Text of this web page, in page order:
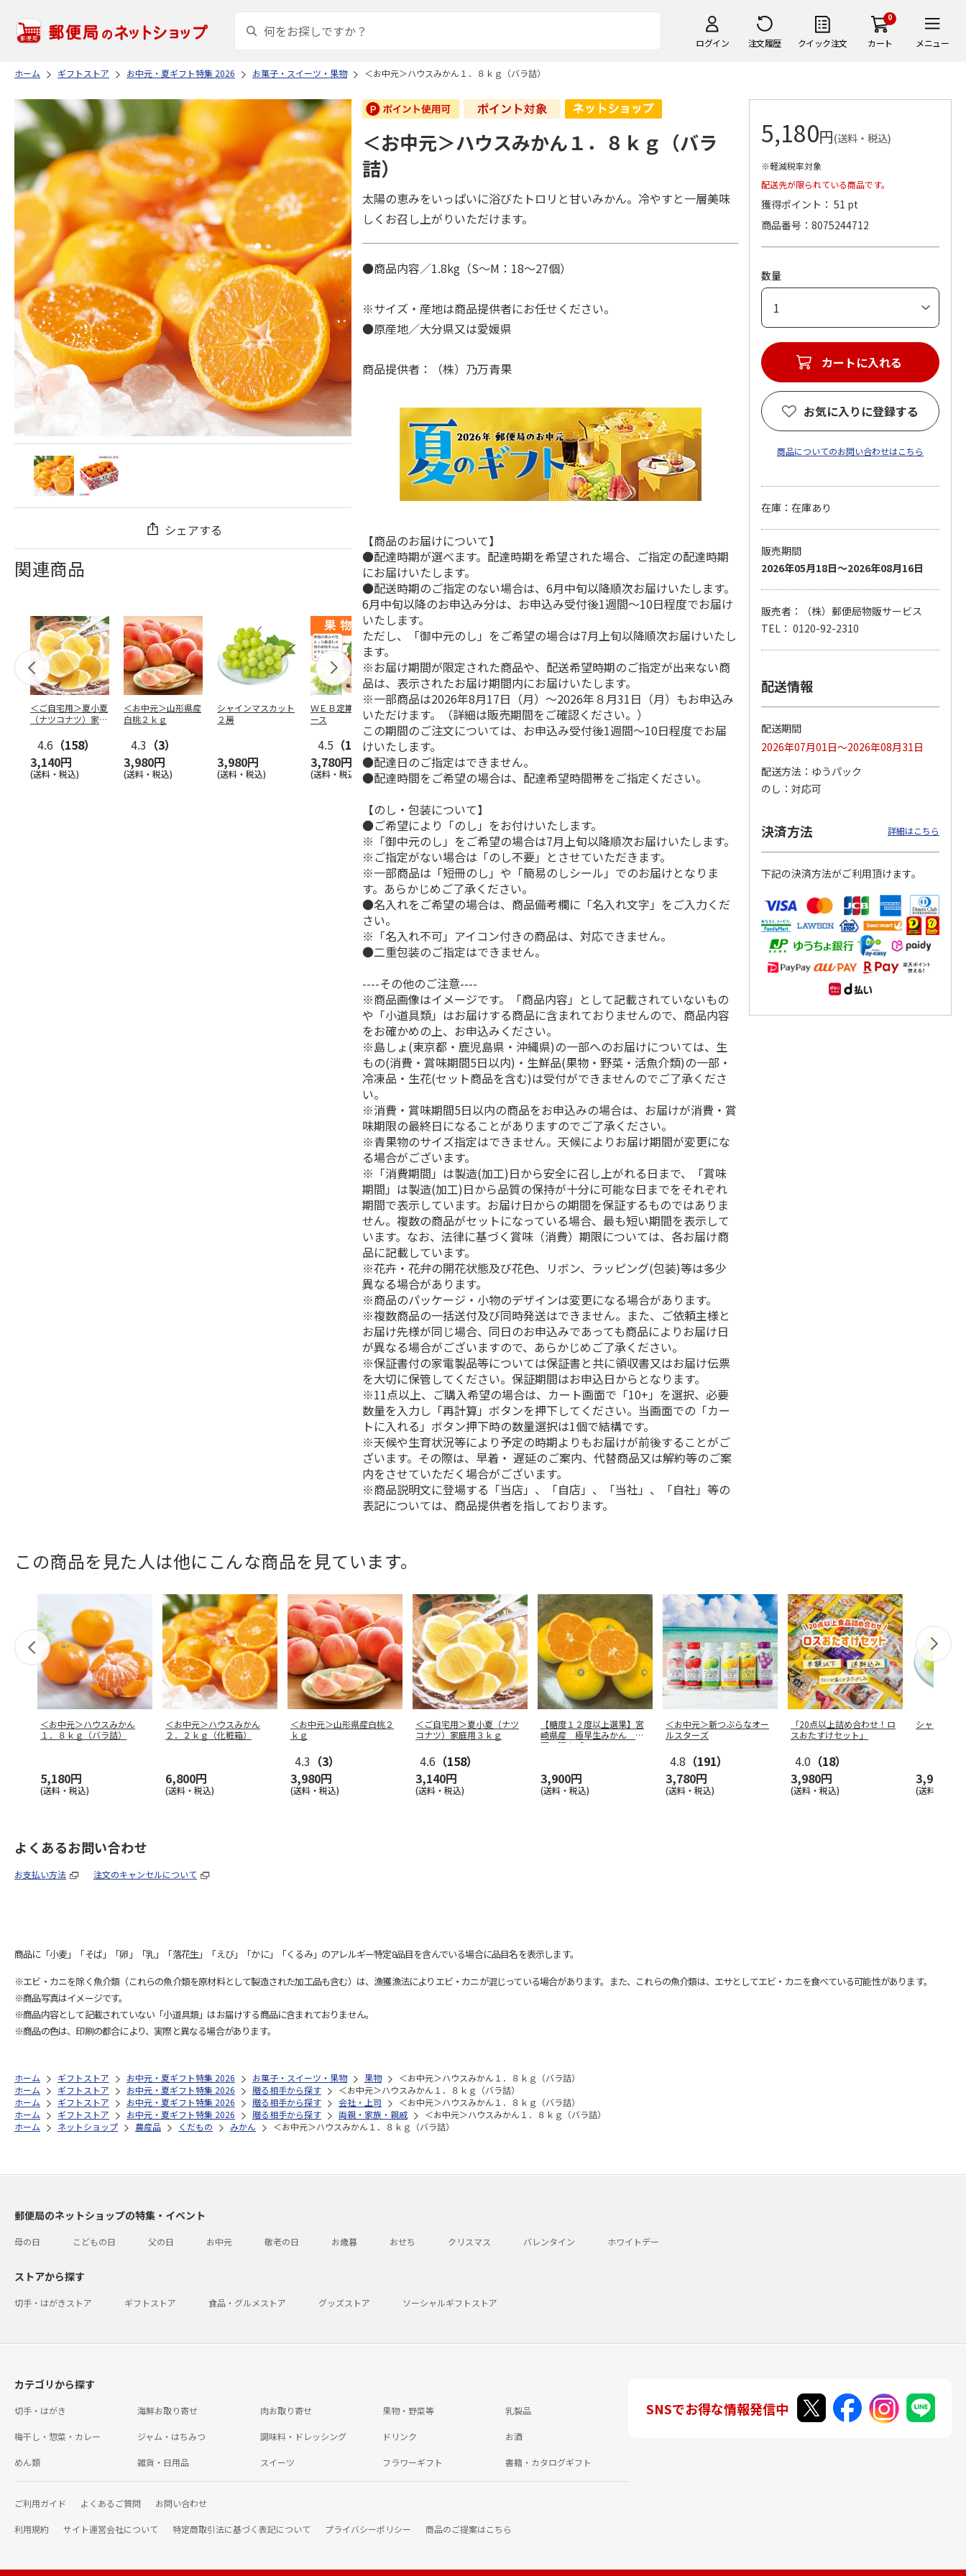
ログイン 注文履歴 クイック注文
0
カート メニュー
ホーム ギフトストア お中元・夏ギフト特集 2026 お菓子・スイーツ・果物 ＜お中元＞ハウスみかん１．８ｋｇ（バラ詰）
シェアする
関連商品
＜ご自宅用＞夏小夏
（ナツコナツ）家庭
4.6 （158）
3,140円
(送料・税込)
＜お中元＞山形県産
白桃２ｋｇ
4.3 （3）
3,980円
(送料・税込)
シャインマスカット
２房
3,980円
(送料・税込)
ＷＥＢ定期便果物コ
ース
4.5 （102）
3,780円
(送料・税込)
ビッグマスクメロ
ン ２個入
4.7（10）
4,150円
(送料・税込)
夏小夏 家庭用 ３
ｋｇ
3,140円
(送料・税込)
訳あり黄桃
(送料・税込)
シャインマスカッ
(送料・税込)
福島県産 大玉の桃
(送料・税込)
【糖度１３度以上選
5.0（2）
＜お中元＞ハウスみかん１．８ｋｇ（バラ
詰）
太陽の恵みをいっぱいに浴びたトロリと甘いみかん。冷やすと一層美味
しくお召し上がりいただけます。
●商品内容／1.8kg（S～M：18～27個）
※サイズ・産地は商品提供者にお任せください。
●原産地／大分県又は愛媛県
商品提供者：（株）乃万青果
【商品のお届けについて】
●配達時期が選べます。配達時期を希望された場合、ご指定の配達時期
にお届けいたします。
●配送時期のご指定のない場合は、6月中旬以降順次お届けいたします。
6月中旬以降のお申込み分は、お申込み受付後1週間～10日程度でお届け
いたします。
ただし、「御中元のし」をご希望の場合は7月上旬以降順次お届けいたし
ます。
※お届け期間が限定された商品や、配送希望時期のご指定が出来ない商
品は、表示されたお届け期間内にお届けいたします。
※一部商品は2026年8月17日（月）～2026年８月31日（月）もお申込み
いただけます。（詳細は販売期間をご確認ください。）
この期間のご注文については、お申込み受付後1週間～10日程度でお届
けいたします。
●配達日のご指定はできません。
●配達時間をご希望の場合は、配達希望時間帯をご指定ください。
【のし・包装について】
●ご希望により「のし」をお付けいたします。
※「御中元のし」をご希望の場合は7月上旬以降順次お届けいたします。
※ご指定がない場合は「のし不要」とさせていただきます。
※一部商品は「短冊のし」や「簡易のしシール」でのお届けとなりま
す。あらかじめご了承ください。
●名入れをご希望の場合は、商品備考欄に「名入れ文字」をご入力くだ
さい。
※「名入れ不可」アイコン付きの商品は、対応できません。
●二重包装のご指定はできません。
----その他のご注意----
※商品画像はイメージです。「商品内容」として記載されていないもの
や「小道具類」はお届けする商品に含まれておりませんので、商品内容
をお確かめの上、お申込みください。
※島しょ(東京都・鹿児島県・沖縄県)の一部へのお届けについては、生
もの(消費・賞味期間5日以内)・生鮮品(果物・野菜・活魚介類)の一部・
冷凍品・生花(セット商品を含む)は受付ができませんのでご了承くださ
い。
※消費・賞味期間5日以内の商品をお申込みの場合は、お届けが消費・賞
味期限の最終日になることがありますのでご了承ください。
※青果物のサイズ指定はできません。天候によりお届け期間が変更にな
る場合がございます。
※「消費期間」は製造(加工)日から安全に召し上がれる日まで、「賞味
期間」は製造(加工)日から品質の保持が十分に可能な日までをそれぞれ
期間で表示しています。お届け日からの期間を保証するものではありま
せん。複数の商品がセットになっている場合、最も短い期間を表示して
います。なお、法律に基づく賞味（消費）期限については、各お届け商
品に記載しています。
※花卉・花弁の開花状態及び花色、リボン、ラッピング(包装)等は多少
異なる場合があります。
※商品のパッケージ・小物のデザインは変更になる場合があります。
※複数商品の一括送付及び同時発送はできません。また、ご依頼主様と
お届け先様が同じ場合、同日のお申込みであっても商品によりお届け日
が異なる場合がございますので、あらかじめご了承ください。
※保証書付の家電製品等については保証書と共に領収書又はお届け伝票
を大切に保管してください。保証期間はお申込日からとなります。
※11点以上、ご購入希望の場合は、カート画面で「10+」を選択、必要
数量を入力し「再計算」ボタンを押下してください。当画面での「カー
トに入れる」ボタン押下時の数量選択は1個で結構です。
※天候や生育状況等により予定の時期よりもお届けが前後することがご
ざいます。その際は、早着・ 遅延のご案内、代替商品又は解約等のご案
内をさせていただく場合がございます。
※商品説明文に登場する「当店」、「自店」、「当社」、「自社」等の
表記については、商品提供者を指しております。
5,180円(送料・税込)
※軽減税率対象
配送先が限られている商品です。
獲得ポイント： 51 pt
商品番号
8075244712
数量
カートに入れる
お気に入りに登録する
商品についてのお問い合わせはこちら
在庫：在庫あり
販売期間
2026年05月18日～2026年08月16日
販売者：（株）郵便局物販サービス
TEL： 0120-92-2310
配送情報
配送期間
2026年07月01日～2026年08月31日
配送方法
ゆうパック
のし
対応可
決済方法 詳細はこちら
下記の決済方法がご利用頂けます。
この商品を見た人は他にこんな商品を見ています。
＜お中元＞ハウスみかん
１．８ｋｇ（バラ詰）
5,180円
(送料・税込)
＜お中元＞ハウスみかん
２．２ｋｇ（化粧箱）
6,800円
(送料・税込)
＜お中元＞山形県産白桃２
ｋｇ
4.3 （3）
3,980円
(送料・税込)
＜ご自宅用＞夏小夏（ナツ
コナツ）家庭用３ｋｇ
4.6 （158）
3,140円
(送料・税込)
【糖度１２度以上選果】宮
崎県産 極早生みかん 南
国の陽蜜「
3,900円
(送料・税込)
＜お中元＞新つぶらなオー
ルスターズ
4.8 （191）
3,780円
(送料・税込)
「20点以上詰め合わせ！ロ
スおたすけセット」
4.0 （18）
3,980円
(送料・税込)
シャインマ
3,980円
(送料・税込)
よくあるお問い合わせ
お支払い方法 注文のキャンセルについて
商品に「小麦」「そば」「卵」「乳」「落花生」「えび」「かに」「くるみ」のアレルギー特定8品目を含んでいる場合に品目名を表示します。
※エビ・カニを除く魚介類（これらの魚介類を原材料として製造された加工品も含む）は、漁獲漁法によりエビ・カニが混じっている場合があります。また、これらの魚介類は、エサとしてエビ・カニを食べている可能性があります。
※商品写真はイメージです。
※商品内容として記載されていない「小道具類」はお届けする商品に含まれておりません。
※商品の色は、印刷の都合により、実際と異なる場合があります。
ホーム ギフトストア お中元・夏ギフト特集 2026 お菓子・スイーツ・果物 果物
＜お中元＞ハウスみかん１．８ｋｇ（バラ詰）
ホーム
ギフトストア お中元・夏ギフト特集 2026 贈る相手から探す
＜お中元＞ハウスみかん１．８ｋｇ（バラ詰）
ホーム
ギフトストア お中元・夏ギフト特集 2026 贈る相手から探す 会社・上司
＜お中元＞ハウスみかん１．８ｋｇ（バラ詰）
ホーム
ギフトストア お中元・夏ギフト特集 2026 贈る相手から探す 両親・家族・親戚
＜お中元＞ハウスみかん１．８ｋｇ（バラ詰）
ホーム
ネットショップ 農産品 くだもの みかん ＜お中元＞ハウスみかん１．８ｋｇ（バラ詰）
郵便局のネットショップの特集・イベント
母の日 こどもの日 父の日 お中元 敬老の日 お歳暮 おせち クリスマス バレンタイン ホワイトデー
ストアから探す
切手・はがきストア ギフトストア 食品・グルメストア グッズストア ソーシャルギフトストア
カテゴリから探す
切手・はがき 海鮮お取り寄せ 肉お取り寄せ 果物・野菜等 乳製品
梅干し・惣菜・カレー ジャム・はちみつ 調味料・ドレッシング ドリンク お酒
めん類 雑貨・日用品 スイーツ フラワーギフト 書籍・カタログギフト
ご利用ガイド よくあるご質問 お問い合わせ
利用規約 サイト運営会社について 特定商取引法に基づく表記について プライバシーポリシー 商品のご提案はこちら
SNSでお得な情報発信中